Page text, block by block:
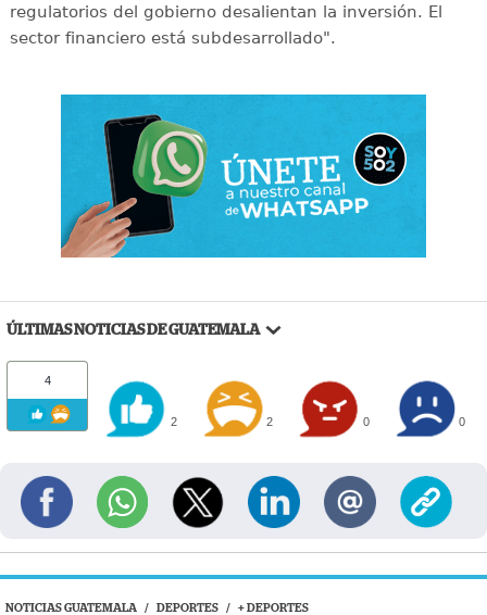
regulatorios del gobierno desalientan la inversión. El
sector financiero está subdesarrollado".
ÚLTIMAS NOTICIAS DE GUATEMALA
4
2 2 0 0
NOTICIAS GUATEMALA / DEPORTES / + DEPORTES